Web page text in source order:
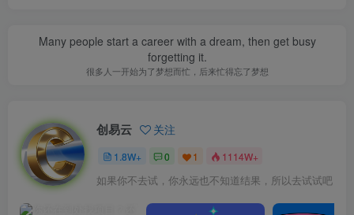
Many people start a career with a dream, then get busy
forgetting it.
很多人一开始为了梦想而忙，后来忙得忘了梦想
创易云 关注
1.8W+ 0 1 1114W+
如果你不去试，你永远也不知道结果，所以去试试吧